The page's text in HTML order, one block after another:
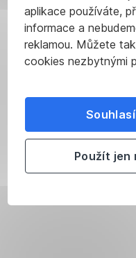
aplikace používáte,
informace a
reklamou. Můžete
cookies nezbytnými
Použít jen